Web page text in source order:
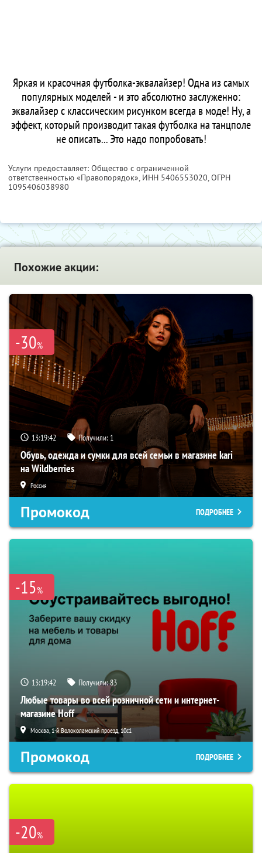
Яркая и красочная футболка-эквалайзер! Одна из самых
популярных моделей - и это абсолютно заслуженно:
эквалайзер с классическим рисунком всегда в моде! Ну, а
эффект, который производит такая футболка на танцполе
не описать... Это надо попробовать!
Услуги предоставляет: Общество с ограниченной
ответственностью «Правопорядок», ИНН 5406553020, ОГРН
1095406038980
Похожие акции:
-30%
13:19:41 Получили: 1
Обувь, одежда и сумки для всей семьи в магазине kari
на Wildberries
Россия
Промокод ПОДРОБНЕЕ
-15%
13:19:41 Получили:83
Любые товары во всей розничной сети и интернет-
магазине Hoff
Москва, 1-й Волоколамский проезд, 10с1
Промокод ПОДРОБНЕЕ
-20%